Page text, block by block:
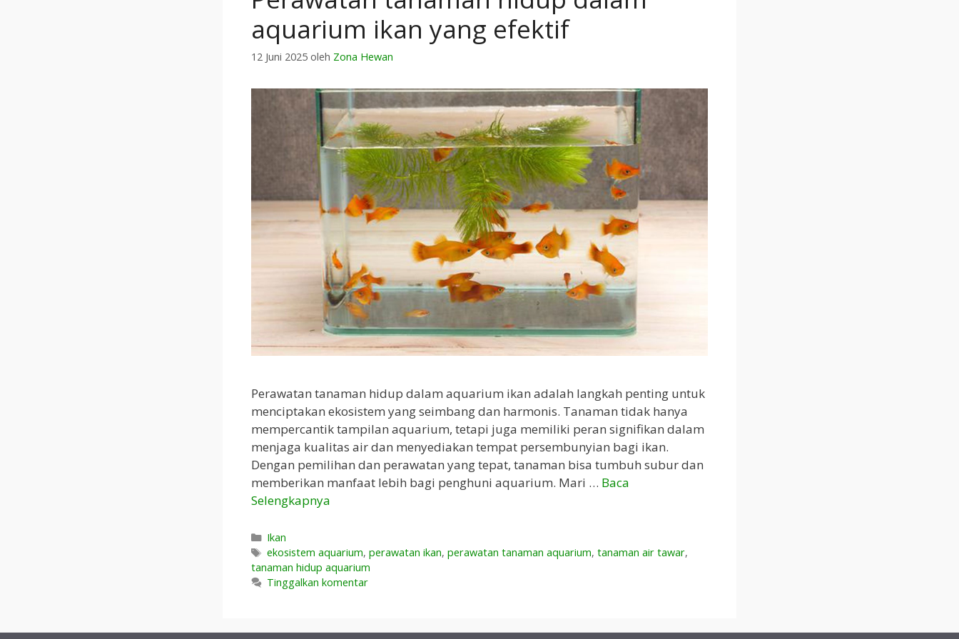
aquarium ikan yang efektif
12 Juni 2025 oleh Zona Hewan
Perawatan tanaman hidup dalam aquarium ikan adalah langkah penting untuk
menciptakan ekosistem yang seimbang dan harmonis. Tanaman tidak hanya
mempercantik tampilan aquarium, tetapi juga memiliki peran signifikan dalam
menjaga kualitas air dan menyediakan tempat persembunyian bagi ikan.
Dengan pemilihan dan perawatan yang tepat, tanaman bisa tumbuh subur dan
memberikan manfaat lebih bagi penghuni aquarium. Mari … Baca
Selengkapnya
Kategori
Ikan
Tag
ekosistem aquarium, perawatan ikan, perawatan tanaman aquarium, tanaman air tawar,
tanaman hidup aquarium
Tinggalkan komentar